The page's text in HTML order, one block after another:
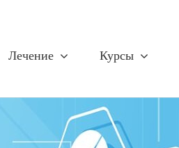
Лечение Курсы